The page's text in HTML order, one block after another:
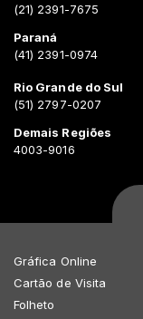
(21) 2391-7675
Paraná
(41) 2391-0974
Rio Grande do Sul
(51) 2797-0207
Demais Regiões
4003-9016
Gráfica Online
Cartão de Visita
Folheto